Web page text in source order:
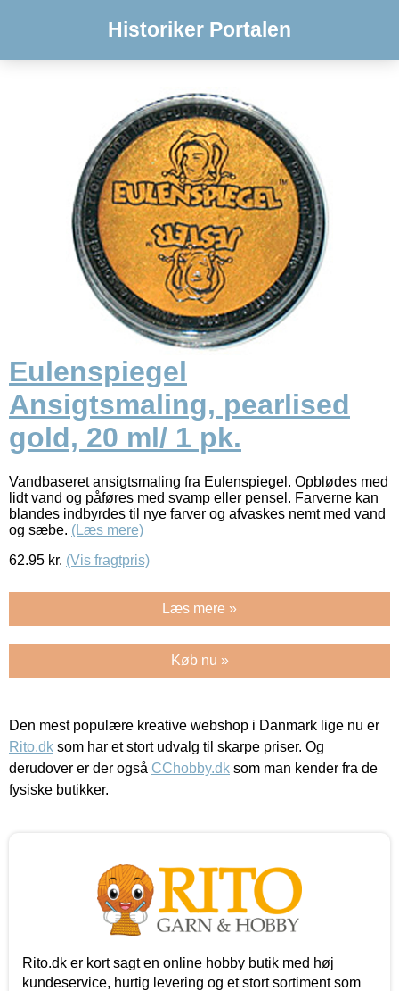
Historiker Portalen
Eulenspiegel
Ansigtsmaling, pearlised
gold, 20 ml/ 1 pk.
Vandbaseret ansigtsmaling fra Eulenspiegel. Opblødes med
lidt vand og påføres med svamp eller pensel. Farverne kan
blandes indbyrdes til nye farver og afvaskes nemt med vand
og sæbe. (Læs mere)
62.95 kr. (Vis fragtpris)
Læs mere »
Køb nu »
Den mest populære kreative webshop i Danmark lige nu er
Rito.dk som har et stort udvalg til skarpe priser. Og
derudover er der også CChobby.dk som man kender fra de
fysiske butikker.
Rito.dk er kort sagt en online hobby butik med høj
kundeservice, hurtig levering og et stort sortiment som